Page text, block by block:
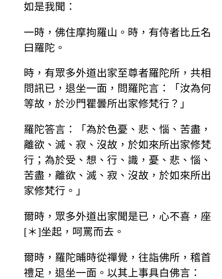
如是我聞：
一時，佛住摩拘羅山。時，有侍者比丘名
曰羅陀。
時，有眾多外道出家至尊者羅陀所，共相
問訊已，退坐一面，問羅陀言：「汝為何
等故，於沙門瞿曇所出家修梵行？」
羅陀答言：「為於色憂、悲、惱、苦盡，
離欲、滅、寂、沒故，於如來所出家修梵
行；為於受、想、行、識，憂、悲、惱、
苦盡，離欲、滅、寂、沒故，於如來所出
家修梵行。」
爾時，眾多外道出家聞是已，心不喜，座
[＊]坐起，呵罵而去。
爾時，羅陀晡時從禪覺，往詣佛所，稽首
禮足，退坐一面。以其上事具白佛言：